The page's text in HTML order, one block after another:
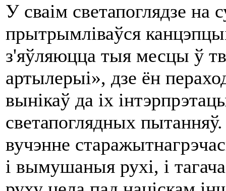
У сваім светапоглядзе на
прытрымліваўся
з'яўляюцца тыя месцы ў
артылерыі», дзе ён
вынікаў да ix
светапоглядных
вучэнне
i вымушаныя рухі, i